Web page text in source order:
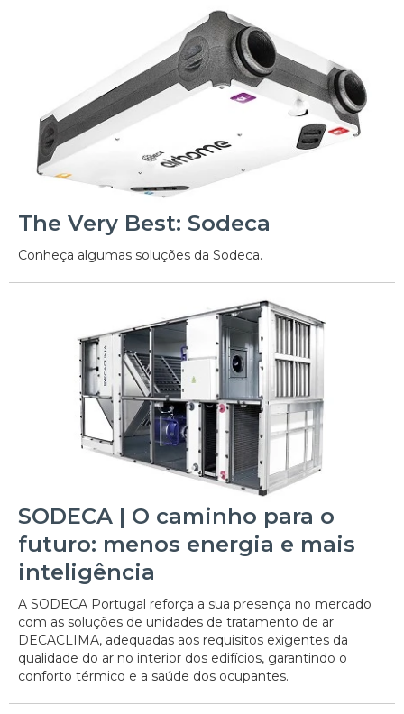
The Very Best: Sodeca
Conheça algumas soluções da Sodeca.
SODECA | O caminho para o
futuro: menos energia e mais
inteligência
A SODECA Portugal reforça a sua presença no mercado
com as soluções de unidades de tratamento de ar
DECACLIMA, adequadas aos requisitos exigentes da
qualidade do ar no interior dos edifícios, garantindo o
conforto térmico e a saúde dos ocupantes.